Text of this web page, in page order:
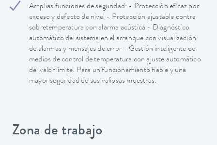
Amplias funciones de seguridad: - Protección eficaz por
exceso y defecto de nivel - Protección ajustable contra
sobretemperatura con alarma acústica - Diagnóstico
automático del sistema en el arranque con visualización
de alarmas y mensajes de error - Gestión inteligente de
medios de control de temperatura con ajuste automático
del valor límite. Para un funcionamiento fiable y una
mayor seguridad de sus valiosas muestras.
Zona de trabajo